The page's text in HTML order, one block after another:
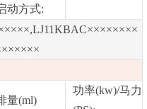
动方式:
量(ml)
功率(kw)/马力